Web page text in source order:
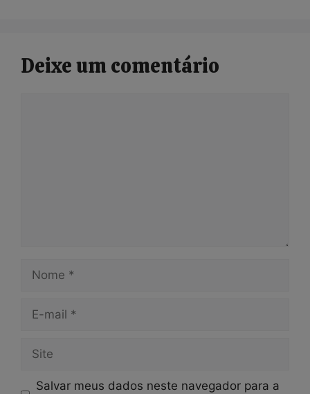
Deixe um comentário
Nome
Site
Salvar meus dados neste navegador para a